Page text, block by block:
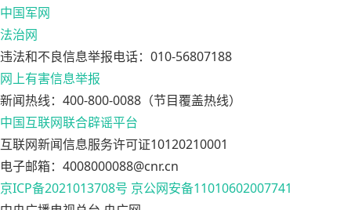
中国军网
法治网
违法和不良信息举报电话：010-56807188
网上有害信息举报
新闻热线：400-800-0088（节目覆盖热线）
中国互联网联合辟谣平台
互联网新闻信息服务许可证10120210001
电子邮箱：4008000088@cnr.cn
京ICP备2021013708号 京公网安备11010602007741